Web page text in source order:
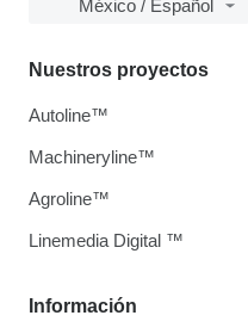
México / Español
Información
Nuestros proyectos
Autoline™
Machineryline™
Agroline™
Linemedia Digital ™